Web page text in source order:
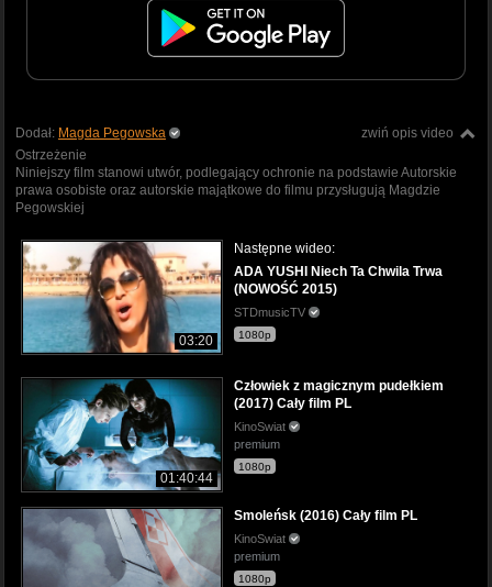
zwiń opis video
Dodał: Magda Pegowska
Ostrzeżenie
Niniejszy film stanowi utwór, podlegający ochronie na podstawie Autorskie
prawa osobiste oraz autorskie majątkowe do filmu przysługują Magdzie
Pegowskiej
03:20
Następne wideo:
ADA YUSHI Niech Ta Chwila Trwa
(NOWOŚĆ 2015)
STDmusicTV
1080p
01:40:44
Człowiek z magicznym pudełkiem
(2017) Cały film PL
KinoSwiat
premium
1080p
Smoleńsk (2016) Cały film PL
KinoSwiat
premium
1080p